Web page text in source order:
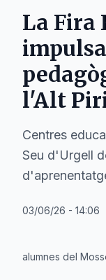
La Fira
l'Alt
Centres
Seu d'Urgell
03/06/26 - 14:06
alumnes del